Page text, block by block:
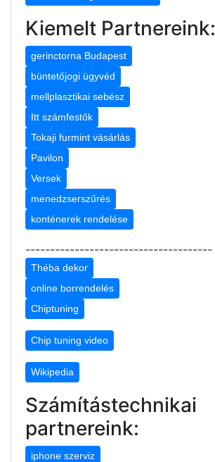
Kiemelt Partnereink:
gerinctorna Budapest
büntetőjogi ügyvéd
mellplasztikai sebész
Itt számfestők
Tokaji furmint vásárlás
Pavilon
Versek
menedzserszűrés
konténerek rendelése
--------------------------------------
Théba dekor
online borrendelés
Chiptuning
Chip tuning video
Wikipedia
Számítástechnikai
partnereink:
iphone szerviz